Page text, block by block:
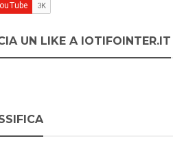
UN LIKE A IOTIFOINTER.IT